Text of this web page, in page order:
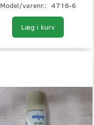
Model/varenr.: 4716-6
Læg i kurv